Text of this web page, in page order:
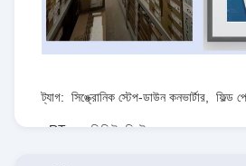
ট্যাগ: সিঙ্ক্রোনিক স্টেপ-ডাউন কনভার্টার ফিল্ড
RT৮০৭৭জিকিউডব্লিউ